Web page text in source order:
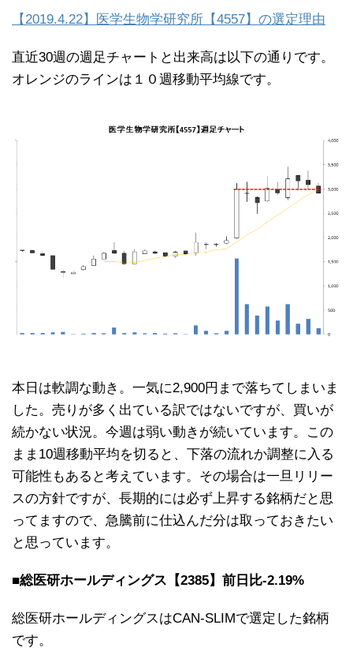
【2019.4.22】医学生物学研究所【4557】の選定理由
直近30週の週足チャートと出来高は以下の通りです。
オレンジのラインは１０週移動平均線です。
本日は軟調な動き。一気に2,900円まで落ちてしまいま
した。売りが多く出ている訳ではないですが、買いが
続かない状況。今週は弱い動きが続いています。この
まま10週移動平均を切ると、下落の流れか調整に入る
可能性もあると考えています。その場合は一旦リリー
スの方針ですが、長期的には必ず上昇する銘柄だと思
ってますので、急騰前に仕込んだ分は取っておきたい
と思っています。
■総医研ホールディングス【2385】前日比-2.19%
総医研ホールディングスはCAN-SLIMで選定した銘柄
です。